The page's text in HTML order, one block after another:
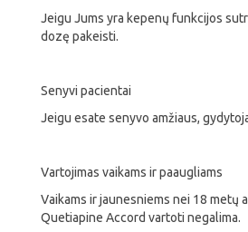
Jeigu Jums yra kepenų funkcijos
dozę pakeisti.
Senyvi pacientai
Jeigu esate senyvo amžiaus,
Vartojimas vaikams ir paaugliams
Vaikams ir jaunesniems nei 18 metų
Quetiapine Accord vartoti negalima.